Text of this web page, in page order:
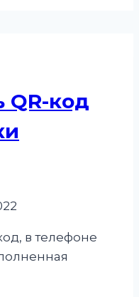
QR-код
в телефоне